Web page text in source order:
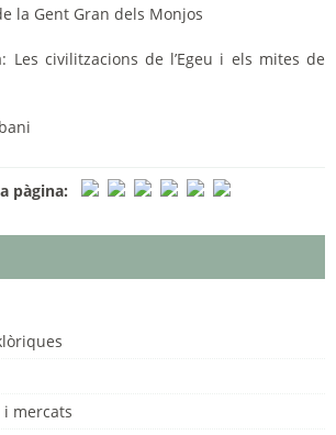
i mercats
la Gent Gran dels Monjos
Les civilitzacions de l’Egeu i els mites de
pàgina: